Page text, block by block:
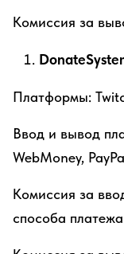
Комиссия за
Платформы:
Ввод и вывод
WebMoney,
Комиссия за
способа